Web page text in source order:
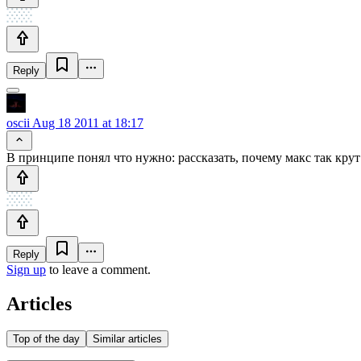
Reply
oscii Aug 18 2011 at 18:17
В принципе понял что нужно: рассказать, почему макс так
Reply
Sign up to leave a comment.
Articles
Top of the day Similar articles